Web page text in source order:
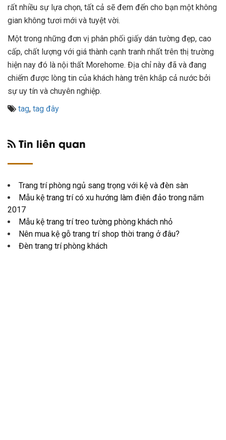
rất nhiều sự lựa chọn, tất cả sẽ đem đến cho bạn một không
gian không tươi mới và tuyệt vời.
Một trong những đơn vị phân phối giấy dán tường đẹp, cao
cấp, chất lượng với giá thành cạnh tranh nhất trên thị trường
hiện nay đó là nội thất Morehome. Địa chỉ này đã và đang
chiếm được lòng tin của khách hàng trên khắp cả nước bởi
sự uy tín và chuyên nghiệp.
tag, tag đây
Tin liên quan
Trang trí phòng ngủ sang trọng với kệ và đèn sàn
Mẫu kệ trang trí có xu hướng làm điên đảo trong năm
2017
Mẫu kệ trang trí treo tường phòng khách nhỏ
Nên mua kệ gỗ trang trí shop thời trang ở đâu?
Đèn trang trí phòng khách